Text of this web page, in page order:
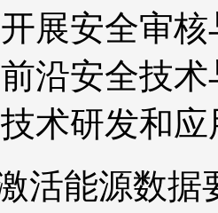
展安全审
沿安全技
术研发和
激活能源数